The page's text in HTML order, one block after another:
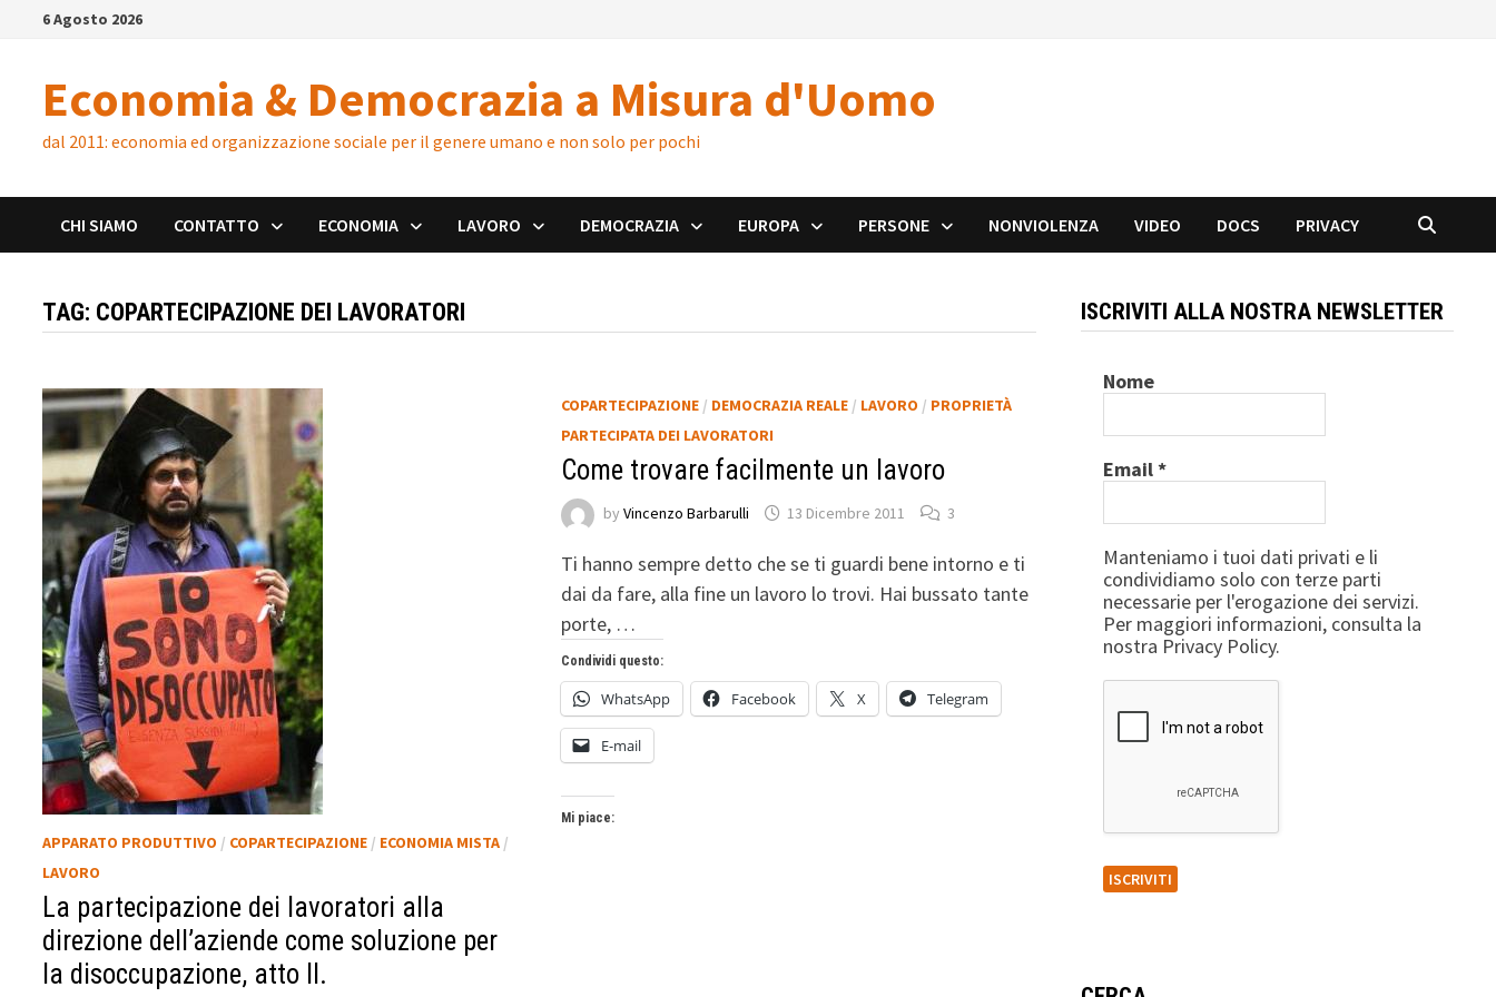
6 Agosto 2026
Economia & Democrazia a Misura d'Uomo
dal 2011: economia ed organizzazione sociale per il genere umano e non solo per pochi
CHI SIAMO CONTATTO ECONOMIA LAVORO DEMOCRAZIA EUROPA PERSONE NONVIOLENZA VIDEO DOCS PRIVACY
TAG: COPARTECIPAZIONE DEI LAVORATORI
APPARATO PRODUTTIVO / COPARTECIPAZIONE / ECONOMIA MISTA /
LAVORO
La partecipazione dei lavoratori alla
direzione dell’aziende come soluzione per
la disoccupazione, atto II.
COPARTECIPAZIONE/ DEMOCRAZIA REALE/ LAVORO / PROPRIETÀ
PARTECIPATA DEI LAVORATORI
Come trovare facilmente un lavoro
by Vincenzo Barbarulli 13 Dicembre 2011 3
Ti hanno sempre detto che se ti guardi bene intorno e ti
dai da fare, alla fine un lavoro lo trovi. Hai bussato tante
porte, …
Condividi questo:
WhatsApp Facebook X Telegram
E-mail
Mi piace:
ISCRIVITI ALLA NOSTRA NEWSLETTER
Nome
Email*
Manteniamo i tuoi dati privati e li
condividiamo solo con terze parti
necessarie per l'erogazione dei servizi.
Per maggiori informazioni, consulta la
nostra Privacy Policy.